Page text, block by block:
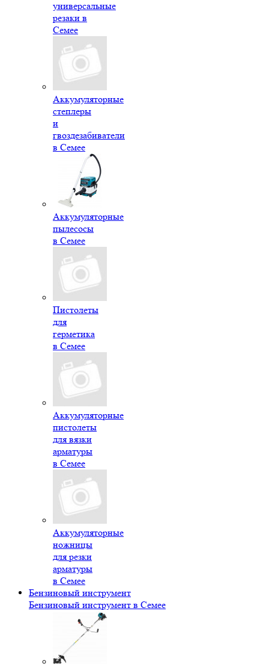
универсальные
резаки в
Семее
Аккумуляторные
степлеры
и
гвоздезабиватели
в Семее
Аккумуляторные
пылесосы
в Семее
Пистолеты
для
герметика
в Семее
Аккумуляторные
пистолеты
для вязки
арматуры
в Семее
Аккумуляторные
ножницы
для резки
арматуры
в Семее
Бензиновый инструмент
Бензиновый инструмент в Семее